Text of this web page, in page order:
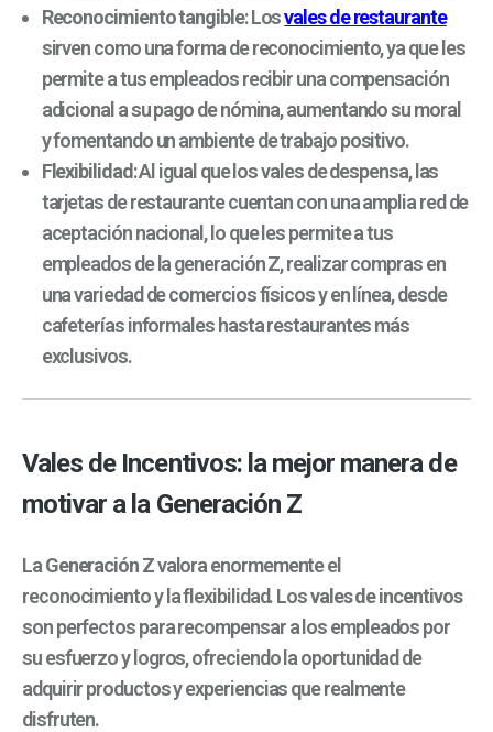
Reconocimiento tangible: Losvales de restaurante
sirven como una forma de reconocimiento, ya que les
permite a tus empleados recibir una compensación
adicional a su pago de nómina, aumentando su moral
y fomentando un ambiente de trabajo positivo.
Flexibilidad: Al igual que los vales de despensa, las
tarjetas de restaurante cuentan con una amplia red de
aceptación nacional, lo que les permite a tus
empleados de la generación Z, realizar compras en
una variedad de comercios físicos y en línea, desde
cafeterías informales hasta restaurantes más
exclusivos.
Vales de Incentivos: la mejor manera de
motivar a la Generación Z
LaGeneración Zvalora enormemente el
reconocimiento y la flexibilidad. Losvales de incentivos
son perfectos para recompensar a los empleados por
su esfuerzo y logros, ofreciendo la oportunidad de
adquirir productos y experiencias que realmente
disfruten.